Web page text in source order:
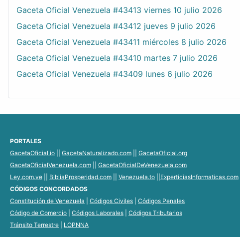
Gaceta Oficial Venezuela #43413 viernes 10 julio 2026
Gaceta Oficial Venezuela #43412 jueves 9 julio 2026
Gaceta Oficial Venezuela #43411 miércoles 8 julio 2026
Gaceta Oficial Venezuela #43410 martes 7 julio 2026
Gaceta Oficial Venezuela #43409 lunes 6 julio 2026
PORTALES
GacetaOficial.io
GacetaNaturalizado.com
GacetaOficial.org
GacetaOficialVenezuela.com
GacetaOficialDeVenezuela.com
Ley.com.ve
BibliaProsperidad.com Venezuela.to
ExperticiasInformaticas.com
CÓDIGOS CONCORDADOS
Constitución de Venezuela
Códigos Civiles
Códigos Penales
Código de Comercio
Códigos Laborales
Códigos Tributarios
Tránsito Terrestre
LOPNNA